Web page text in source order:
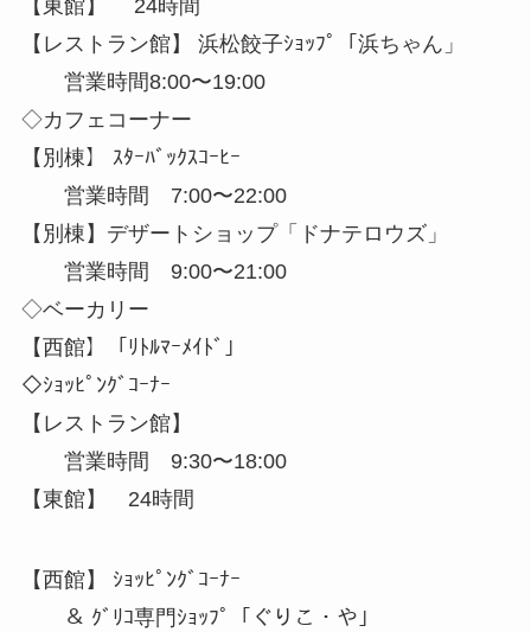
【東館】 24時間
【レストラン館】 浜松餃子ｼｮｯﾌﾟ「浜ちゃん」
営業時間8:00〜19:00
◇カフェコーナー
【別棟】 ｽﾀｰﾊﾞｯｸｽｺｰﾋｰ
営業時間 7:00〜22:00
【別棟】デザートショップ「ドナテロウズ」
営業時間 9:00〜21:00
◇ベーカリー
【西館】「ﾘﾄﾙﾏｰﾒｲﾄﾞ」
◇ｼｮｯﾋﾟﾝｸﾞｺｰﾅｰ
【レストラン館】
営業時間 9:30〜18:00
【東館】 24時間
【西館】 ｼｮｯﾋﾟﾝｸﾞｺｰﾅｰ
＆ ｸﾞﾘｺ専門ｼｮｯﾌﾟ「ぐりこ・や」